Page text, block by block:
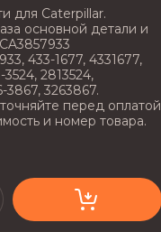
для Caterpillar.
основной детали и
433-1677, 4331677,
3524, 2813524,
3867, 3263867.
перед оплатой
и номер товара.